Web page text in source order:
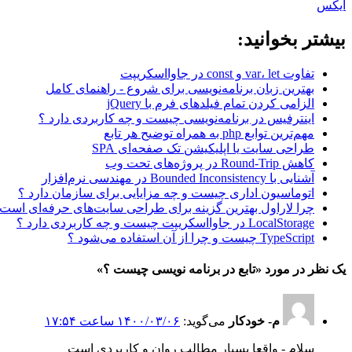
ایکس
بیشتر بخوانید:
تفاوت var، let و const در جاوااسکریپت
بهترین زبان برنامه‌نویسی برای شروع - راهنمای کامل
الزامی کردن تمام فیلدهای فرم با jQuery
اینترفیس در برنامه‌نویسی چیست و چه کاربردی دارد ؟
مهم‌ترین توابع php به همراه توضیح هر تابع
طراحی سایت یا اپلیکیشن تک صفحه‌ای SPA
کاهش Round-Trip در پروژه‌های تحت وب
آشنایی با Bounded Inconsistency در مهندسی نرم‌افزار
اتوماسیون اداری چیست و چه مزایایی برای سازمان دارد ؟
چرا لاراول بهترین گزینه برای طراحی سایت‌های حرفه‌ای
LocalStorage در جاوااسکریپت چیست و چه کاربردی دارد ؟
TypeScript چیست و چرا از آن استفاده می‌شود ؟
یک نظر در مورد «تابع در برنامه نویسی چیست ؟»
م- خودکار می‌گوید: ۱۴۰۰/۰۳/۰۶ ساعت ۱۷:۵۴
سلام - واقعا بسیار مطالب روان و کاربردی است